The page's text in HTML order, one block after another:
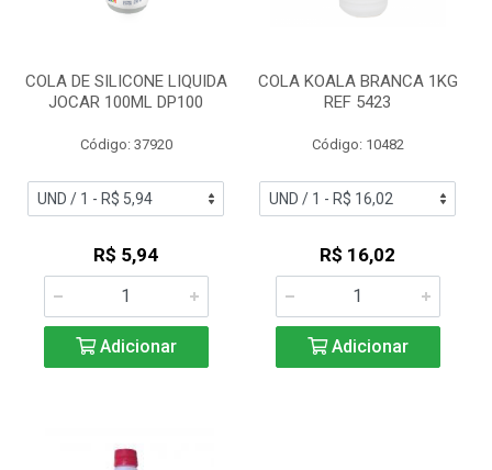
COLA DE SILICONE LIQUIDA
JOCAR 100ML DP100
Código: 37920
R$ 5,94
Adicionar
COLA KOALA BRANCA 1KG
REF 5423
Código: 10482
R$ 16,02
Adicionar